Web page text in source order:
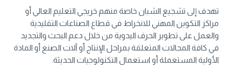
تهدف إلى تشجيع الشبان خاصة منهم خريجي التعليم العالي أو
مراكز التكوين المهني للانخراط في قطاع الصناعات التقليدية
والعمل على تطوير الحرف اليدوية من خلال دعم البحث والتجديد
في كافة المجالات المتعلقة بمراحل الإنتاج أو آلات الصنع أو المادة
الأولية المستعملة أو استعمال التكنولوجيات الحديثة.